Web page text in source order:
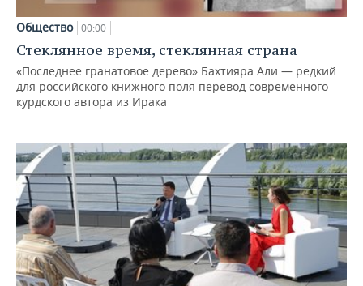
Общество 00:00
Стеклянное время, стеклянная страна
«Последнее гранатовое дерево» Бахтияра Али — редкий
для российского книжного поля перевод современного
курдского автора из Ирака